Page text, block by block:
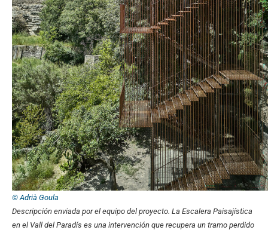
© Adrià Goula
Descripción enviada por el equipo del proyecto. La Escalera Paisajística
en el Vall del Paradís es una intervención que recupera un tramo perdido